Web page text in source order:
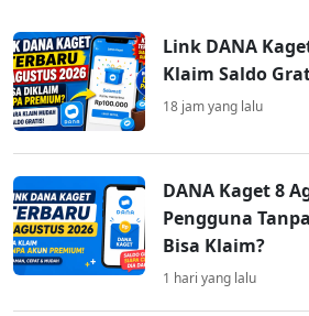
Link DANA
Klaim Saldo
18 jam yang lalu
DANA Kaget 8
Pengguna
Bisa Klaim?
1 hari yang lalu